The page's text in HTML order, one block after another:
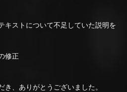
ストについて不足していた説明を
修正
き、ありがとうございました。